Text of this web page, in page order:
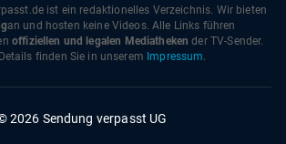
de ist ein redaktionelles Verzeichnis. Wir bieten
an und hosten keine Videos. Alle Links führen
offiziellen und legalen Mediatheken der TV-Sender.
finden Sie in unserem Impressum.
2026 Sendung verpasst UG